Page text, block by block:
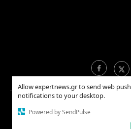
Allow expertnews.gr to send web push
notifications to your desktop.
Powered by SendPulse